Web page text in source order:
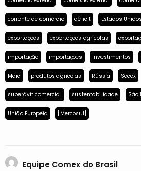
corrente de comércio déficit Estados Unidos
exportações exportações agrícolas
importação importações investimentos
Mdic produtos agrícolas Rússia Secex
superávit comercial sustentabilidade São
União Europeia [Mercosul]
Equipe Comex do Brasil